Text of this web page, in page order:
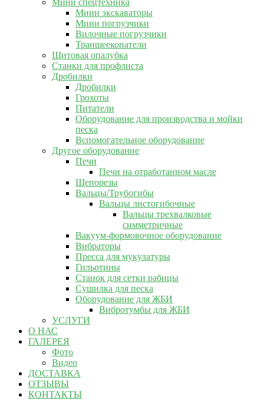
Мини спецтехника
Мини экскаваторы
Мини погрузчики
Вилочные погрузчики
Траншеекопатели
Щитовая опалубка
Станки для профлиста
Дробилки
Дробилки
Грохоты
Питатели
Оборудование для производства и мойки
песка
Вспомогательное оборудование
Другое оборудование
Печи
Печи на отработанном масле
Щепорезы
Вальцы/Трубогибы
Вальцы листогибочные
Вальцы трехвалковые
симметричные
Вакуум-формовочное оборудование
Вибраторы
Пресса для мукулатуры
Гильотины
Станок для сетки рабицы
Сушилка для песка
Оборудование для ЖБИ
Вибротумбы для ЖБИ
УСЛУГИ
О НАС
ГАЛЕРЕЯ
Фото
Видео
ДОСТАВКА
ОТЗЫВЫ
КОНТАКТЫ